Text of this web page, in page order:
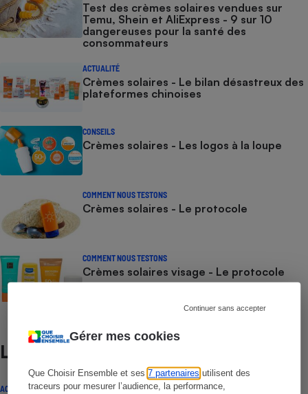
Gérer mes cookies
Que Choisir Ensemble et ses7 partenaires utilisent des
traceurs pour mesurer l’audience, la performance,
Continuer sans accepter
Test des crèmes solaires vendues sur
Temu, Shein et AliExpress - 9 sur 10
dangereuses pour la santé des
consommateurs
ACTUALITÉ
Crèmes solaires - Le bilan désastreux des
plateformes chinoises
CONSEILS
Crèmes solaires - Les logos à la loupe
COMMENT NOUS TESTONS
Crèmes solaires - Le protocole
COMMENT NOUS TESTONS
Crèmes solaires visage - Le protocole
Lire aussi
ACTUALITÉ